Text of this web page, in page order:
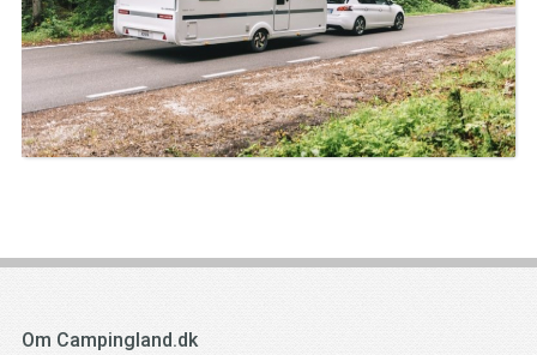
Om Campingland.dk